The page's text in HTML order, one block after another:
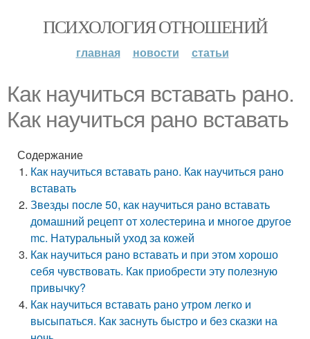
ПСИХОЛОГИЯ ОТНОШЕНИЙ
главная новости статьи
Как научиться вставать рано.
Как научиться рано вставать
Содержание
Как научиться вставать рано. Как научиться рано
вставать
Звезды после 50, как научиться рано вставать
домашний рецепт от холестерина и многое другое
mс. Натуральный уход за кожей
Как научиться рано вставать и при этом хорошо
себя чувствовать. Как приобрести эту полезную
привычку?
Как научиться вставать рано утром легко и
высыпаться. Как заснуть быстро и без сказки на